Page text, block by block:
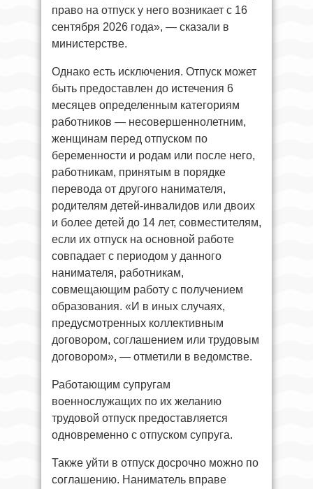
право на отпуск у него возникает с 16
сентября 2026 года», — сказали в
министерстве.
Однако есть исключения. Отпуск может
быть предоставлен до истечения 6
месяцев определенным категориям
работников — несовершеннолетним,
женщинам перед отпуском по
беременности и родам или после него,
работникам, принятым в порядке
перевода от другого нанимателя,
родителям детей-инвалидов или двоих
и более детей до 14 лет, совместителям,
если их отпуск на основной работе
совпадает с периодом у данного
нанимателя, работникам,
совмещающим работу с получением
образования. «И в иных случаях,
предусмотренных коллективным
договором, соглашением или трудовым
договором», — отметили в ведомстве.
Работающим супругам
военнослужащих по их желанию
трудовой отпуск предоставляется
одновременно с отпуском супруга.
Также уйти в отпуск досрочно можно по
соглашению. Наниматель вправе